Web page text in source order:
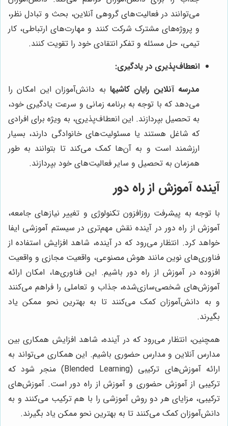
می‌توانند در فعالیت‌های گروهی آنلاین، بحث و تبادل نظر،
و پروژه‌های مشترک شرکت کنند و مهارت‌های ارتباطی، کار
تیمی، حل مسئله و تفکر انتقادی خود را تقویت کنند.
انعطاف‌پذیری در یادگیری:
مدرسه آنلاین رایان کاشیها به دانش‌آموزان این امکان را
می‌دهد که با توجه به برنامه زمانی و سرعت یادگیری خود،
به تحصیل بپردازند. این انعطاف‌پذیری، به ویژه برای افرادی
که شاغل هستند یا مسئولیت‌های خانوادگی دارند، بسیار
ارزشمند است و به آن‌ها کمک می‌کند تا بتوانند به طور
همزمان به تحصیل و سایر فعالیت‌های خود بپردازند.
آینده آموزش از راه دور
با توجه به پیشرفت روزافزون تکنولوژی و تغییر نیازهای جامعه،
آموزش از راه دور در آینده نقش مهم‌تری در سیستم آموزشی ایفا
خواهد کرد. انتظار می‌رود که در آینده، شاهد افزایش استفاده از
فناوری‌های نوین مانند هوش مصنوعی، واقعیت مجازی و واقعیت
افزوده در آموزش از راه دور باشیم. این فناوری‌ها، امکان ارائه
آموزش‌های شخصی‌سازی‌شده، جذاب و تعاملی را فراهم می‌کنند
و به دانش‌آموزان کمک می‌کنند تا به بهترین نحو ممکن یاد
بگیرند.
همچنین، انتظار می‌رود که در آینده، شاهد افزایش همکاری بین
مدارس آنلاین و مدارس حضوری باشیم. این همکاری می‌تواند به
ارائه آموزش‌های ترکیبی (Blended Learning) منجر شود که
ترکیبی از آموزش حضوری و آموزش از راه دور است. آموزش‌های
ترکیبی، مزایای هر دو روش آموزشی را با هم ترکیب می‌کنند و به
دانش‌آموزان کمک می‌کنند تا به بهترین نحو ممکن یاد بگیرند.